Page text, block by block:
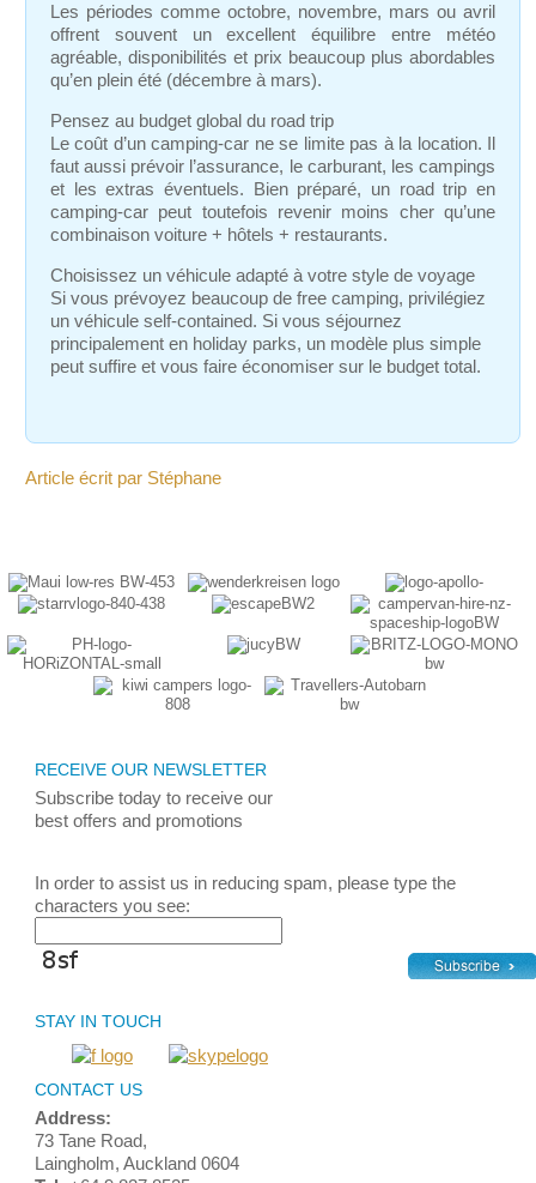
Les périodes comme octobre, novembre, mars ou avril
offrent souvent un excellent équilibre entre météo
agréable, disponibilités et prix beaucoup plus abordables
qu’en plein été (décembre à mars).
Pensez au budget global du road trip
Le coût d’un camping-car ne se limite pas à la location. Il
faut aussi prévoir l’assurance, le carburant, les campings
et les extras éventuels. Bien préparé, un road trip en
camping-car peut toutefois revenir moins cher qu’une
combinaison voiture + hôtels + restaurants.
Choisissez un véhicule adapté à votre style de voyage
Si vous prévoyez beaucoup de free camping, privilégiez
un véhicule self-contained. Si vous séjournez
principalement en holiday parks, un modèle plus simple
peut suffire et vous faire économiser sur le budget total.
Article écrit par Stéphane
RECEIVE OUR NEWSLETTER
Subscribe today to receive our
best offers and promotions
In order to assist us in reducing spam, please type the
characters you see:
STAY IN TOUCH
CONTACT US
Address:
73 Tane Road,
Laingholm, Auckland 0604